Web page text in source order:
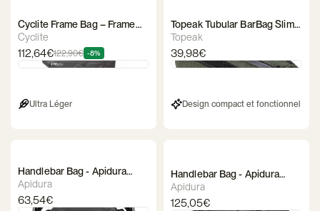
Cyclite Frame Bag – Frame
Bag / 01
Cyclite
112,64€122,90€ -8%
Ultra Léger
Topeak Tubular BarBag Slim
Handlebar Bag – 1.5 L
Topeak
39,98€
Design compact et fonctionnel
Handlebar Bag - Apidura
Expedition Pouch
Apidura
63,54€
Handlebar Bag - Apidura
Expedition Handlebar Pack
Apidura
125,05€